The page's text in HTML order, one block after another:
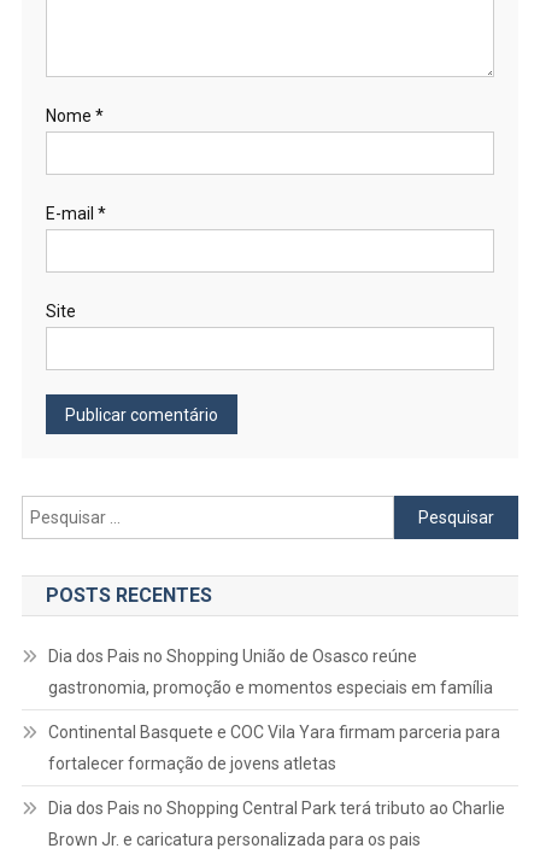
Nome *
E-mail *
Site
Pesquisar
por:
POSTS RECENTES
Dia dos Pais no Shopping União de Osasco reúne
gastronomia, promoção e momentos especiais em família
Continental Basquete e COC Vila Yara firmam parceria para
fortalecer formação de jovens atletas
Dia dos Pais no Shopping Central Park terá tributo ao Charlie
Brown Jr. e caricatura personalizada para os pais